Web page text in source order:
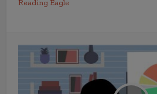
Reading Eagle